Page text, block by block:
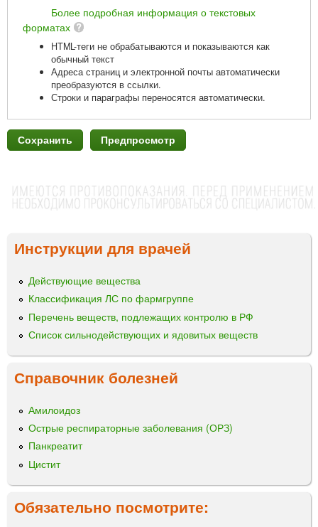
Более подробная информация о текстовых
форматах
HTML-теги не обрабатываются и показываются как
обычный текст
Адреса страниц и электронной почты автоматически
преобразуются в ссылки.
Строки и параграфы переносятся автоматически.
Инструкции для врачей
Действующие вещества
Классификация ЛС по фармгруппе
Перечень веществ, подлежащих контролю в РФ
Список сильнодействующих и ядовитых веществ
Справочник болезней
Амилоидоз
Острые респираторные заболевания (ОРЗ)
Панкреатит
Цистит
Обязательно посмотрите: